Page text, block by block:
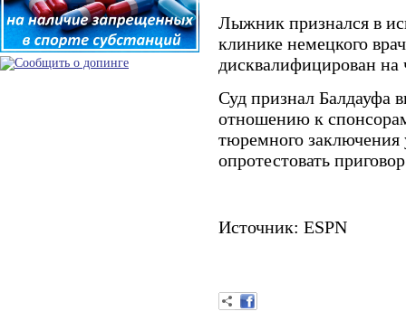
Лыжник признался в
клинике немецкого
дисквалифицирован на
Суд признал Балдауфа
отношению к
тюремного заключения
опротестовать
Источник: ESPN